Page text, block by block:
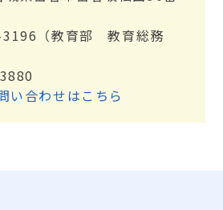
（教育部 教育総務
い合わせはこちら